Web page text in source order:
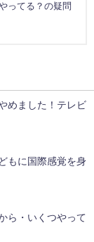
ってる？の疑問
めました！テレビ
もに国際感覚を身
ら・いくつやって